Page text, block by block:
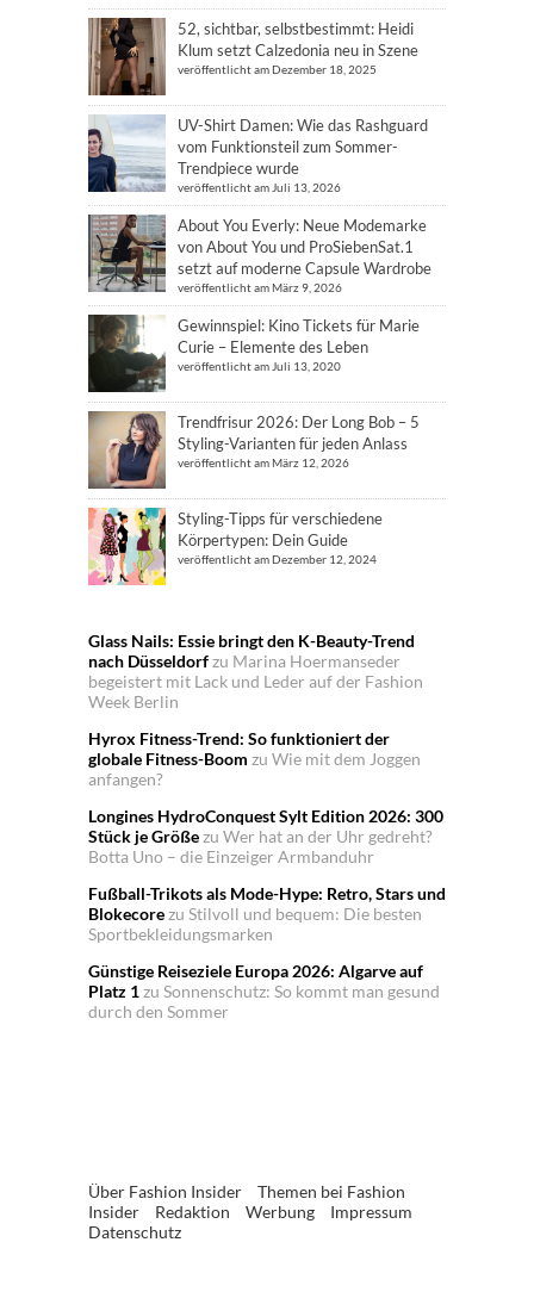
52, sichtbar, selbstbestimmt: Heidi
Klum setzt Calzedonia neu in Szene
veröffentlicht am Dezember 18, 2025
UV-Shirt Damen: Wie das Rashguard
vom Funktionsteil zum Sommer-
Trendpiece wurde
veröffentlicht am Juli 13, 2026
About You Everly: Neue Modemarke
von About You und ProSiebenSat.1
setzt auf moderne Capsule Wardrobe
veröffentlicht am März 9, 2026
Gewinnspiel: Kino Tickets für Marie
Curie – Elemente des Leben
veröffentlicht am Juli 13, 2020
Trendfrisur 2026: Der Long Bob – 5
Styling-Varianten für jeden Anlass
veröffentlicht am März 12, 2026
Styling-Tipps für verschiedene
Körpertypen: Dein Guide
veröffentlicht am Dezember 12, 2024
Glass Nails: Essie bringt den K-Beauty-Trend
nach Düsseldorfzu Marina Hoermanseder
begeistert mit Lack und Leder auf der Fashion
Week Berlin
Hyrox Fitness-Trend: So funktioniert der
globale Fitness-Boom zu Wie mit dem Joggen
anfangen?
Longines HydroConquest Sylt Edition 2026: 300
Stück je Größezu Wer hat an der Uhr gedreht?
Botta Uno – die Einzeiger Armbanduhr
Fußball-Trikots als Mode-Hype: Retro, Stars und
Blokecorezu Stilvoll und bequem: Die besten
Sportbekleidungsmarken
Günstige Reiseziele Europa 2026: Algarve auf
Platz 1zu Sonnenschutz: So kommt man gesund
durch den Sommer
Über Fashion Insider
Themen bei Fashion
Insider
Redaktion Werbung
Impressum
Datenschutz